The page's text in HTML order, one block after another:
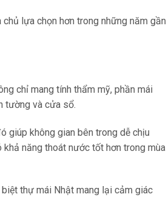
lựa chọn hơn trong những năm gần
chỉ mang tính thẩm mỹ, phần mái
tường và cửa sổ.
giúp không gian bên trong dễ chịu
năng thoát nước tốt hơn trong mùa
thự mái Nhật mang lại cảm giác